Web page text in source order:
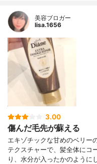
美容ブロガー
lisa.1656
3.00
傷んだ毛先が蘇える
エキゾチックな甘めのベリー
テクスチャーで、髪全体にコ
り、水分が入ったかのように